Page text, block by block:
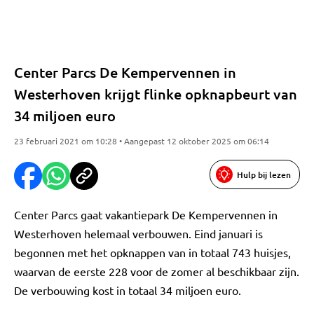
Center Parcs De Kempervennen in
Westerhoven krijgt flinke opknapbeurt van
34 miljoen euro
23 februari 2021 om 10:28 • Aangepast 12 oktober 2025 om 06:14
Hulp bij lezen
Center Parcs gaat vakantiepark De Kempervennen in
Westerhoven helemaal verbouwen. Eind januari is
begonnen met het opknappen van in totaal 743 huisjes,
waarvan de eerste 228 voor de zomer al beschikbaar zijn.
De verbouwing kost in totaal 34 miljoen euro.